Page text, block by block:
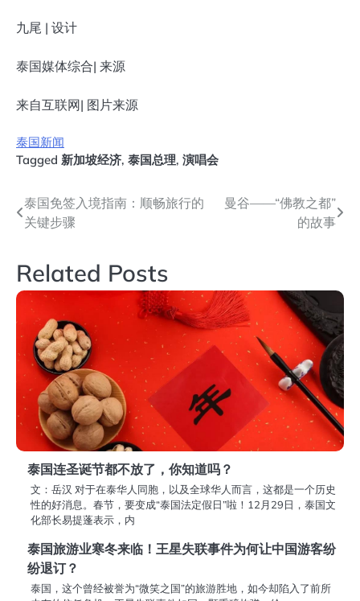
九尾 | 设计
泰国媒体综合| 来源
来自互联网| 图片来源
泰国新闻
Tagged 新加坡经济, 泰国总理, 演唱会
文
章
导
航
泰国免签入境指南：顺畅旅行的
关键步骤
曼谷——“佛教之都”
的故事
Related Posts
泰国连圣诞节都不放了，你知道吗？
文：岳汉 对于在泰华人同胞，以及全球华人而言，这都是一个历史
性的好消息。春节，要变成“泰国法定假日”啦！12月29日，泰国文
化部长易提蓬表示，内
泰国旅游业寒冬来临！王星失联事件为何让中国游客纷
纷退订？
泰国，这个曾经被誉为“微笑之国”的旅游胜地，如今却陷入了前所